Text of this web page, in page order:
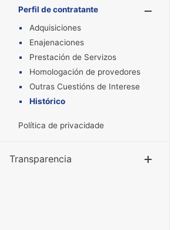
Perfil de contratante
Adquisiciones
Enajenaciones
Prestación de Servizos
Homologación de provedores
Outras Cuestións de Interese
Histórico
Política de privacidade
Transparencia